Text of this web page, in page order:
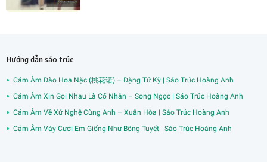
Hướng dẫn sáo trúc
Cảm Âm Đào Hoa Nặc (桃花诺) – Đặng Tử Kỳ | Sáo Trúc Hoàng Anh
Cảm Âm Xin Gọi Nhau Là Cố Nhân – Song Ngọc | Sáo Trúc Hoàng Anh
Cảm Âm Về Xứ Nghệ Cùng Anh – Xuân Hòa | Sáo Trúc Hoàng Anh
Cảm Âm Váy Cưới Em Giống Như Bông Tuyết | Sáo Trúc Hoàng Anh